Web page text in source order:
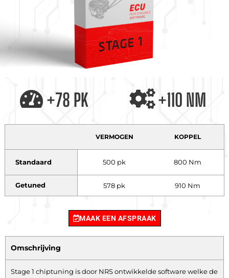
+78 PK +110 NM
VERMOGEN KOPPEL
Standaard 500 pk 800 Nm
Getuned 578 pk 910 Nm
MAAK EEN AFSPRAAK
Omschrijving
Stage 1 chiptuning is door NRS ontwikkelde software welke de